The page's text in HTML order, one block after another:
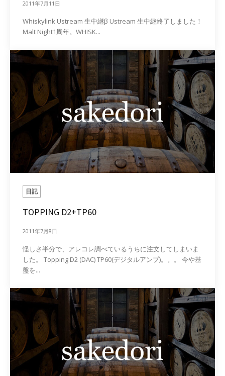
2011年7月11日
Whiskylink Ustream 生中継β Ustream 生中継終了しました！
Malt Night1周年。WHISK...
日記
TOPPING D2+TP60
2011年7月8日
怪しさ半分で、アレコレ調べているうちに注文してしまいま
した。 Topping D2 (DAC) TP60(デジタルアンプ)。。。 今や基
盤を...